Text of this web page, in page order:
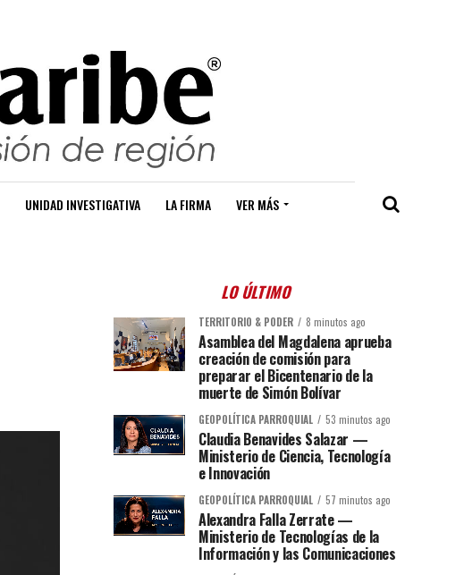
UNIDAD INVESTIGATIVA LA FIRMA VER MÁS
LO ÚLTIMO
TERRITORIO & PODER 8 minutos ago
Asamblea del Magdalena aprueba
creación de comisión para
preparar el Bicentenario de la
muerte de Simón Bolívar
GEOPOLÍTICA PARROQUIAL 53 minutos ago
Claudia Benavides Salazar —
Ministerio de Ciencia, Tecnología
e Innovación
GEOPOLÍTICA PARROQUIAL 57 minutos ago
Alexandra Falla Zerrate —
Ministerio de Tecnologías de la
Información y las Comunicaciones